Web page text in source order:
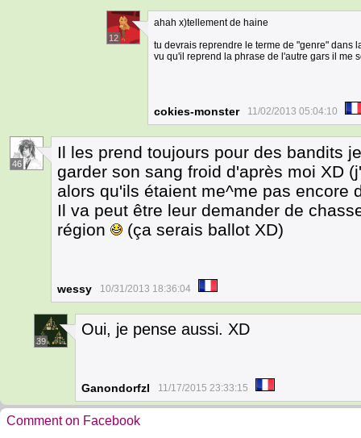
12
ahah x)tellement de haine
tu devrais reprendre le terme de "genre" dans
vu qu'il reprend la phrase de l'autre gars il me
cokies-monster 11/02/2013 05:04:10
46
Il les prend toujours pour des bandits
garder son sang froid d'après moi XD
alors qu'ils étaient me^me pas encore
Il va peut être leur demander de
région
(ça serais ballot XD)
wessy 10/31/2013 18:36:04
39
Oui, je pense aussi. XD
Ganondorfzl 11/17/2015 23:33:15
Comment on Facebook